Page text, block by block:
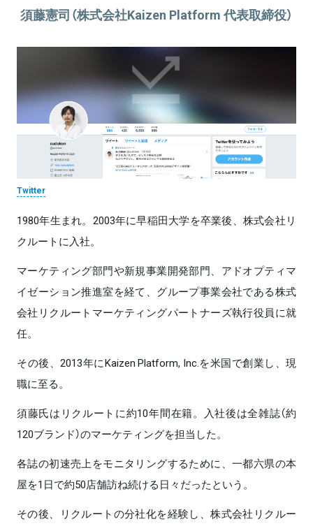
須藤憲司（株式会社Kaizen Platform 代表取締役）
Twitter
1980年生まれ。2003年に早稲田大学を卒業後、株式会社リ
クルートに入社。
マーケティング部門や新規事業開発部門、アドオプティマ
イゼーション推進室を経て、グループ事業会社である株式
会社リクルートマーケティングパートナーズ執行役員に就
任。
その後、2013年にKaizen Platform, Inc.を米国で創業し、現
職に至る。
須藤氏はリクルートに約10年間在籍。入社後は全雑誌（約
120ブランド）のマーケティングを担当した。
各誌の初速売上をモニタリングするために、一都六県の本
屋を1日で約50店舗訪ね続ける日々だったという。
その後、リクルートの分社化を経験し、株式会社リクルー